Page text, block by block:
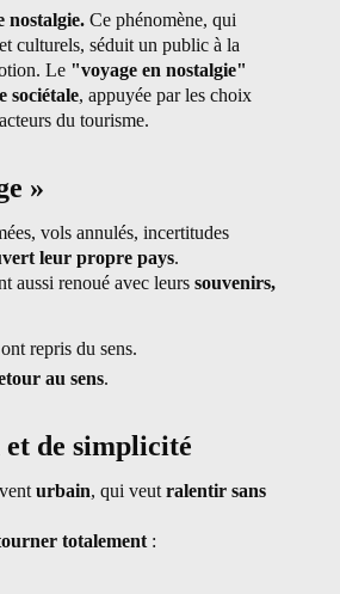
nostalgie. Ce phénomène, qui
culturels, séduit un public à la
Le "voyage en nostalgie"
sociétale, appuyée par les choix
du tourisme.
»
vols annulés, incertitudes
leur propre pays.
aussi renoué avec leurs souvenirs,
repris du sens.
au sens.
de simplicité
urbain, qui veut ralentir sans
totalement :